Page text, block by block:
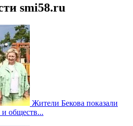
smi58.ru
Жители Бекова показали
и обществ...